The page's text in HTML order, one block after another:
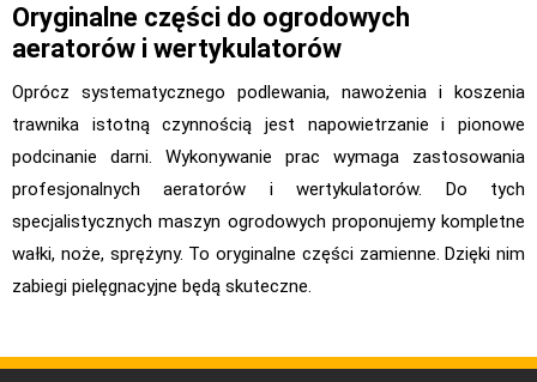
Oryginalne części do ogrodowych
aeratorów i wertykulatorów
Oprócz systematycznego podlewania, nawożenia i koszenia
trawnika istotną czynnością jest napowietrzanie i pionowe
podcinanie darni. Wykonywanie prac wymaga zastosowania
profesjonalnych aeratorów i wertykulatorów. Do tych
specjalistycznych maszyn ogrodowych proponujemy kompletne
wałki, noże, sprężyny. To oryginalne części zamienne. Dzięki nim
zabiegi pielęgnacyjne będą skuteczne.